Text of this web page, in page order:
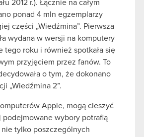
2012 r.). Łącznie na całym
ponad 4 mln egzemplarzy
części „Wiedźmina”. Pierwsza
wydana w wersji na komputery
tego roku i również spotkała się
przyjęciem przez fanów. To
o tym, że dokonano
„Wiedźmina 2”.
Apple, mogą cieszyć
podejmowane wybory potrafią
nie tylko poszczególnych